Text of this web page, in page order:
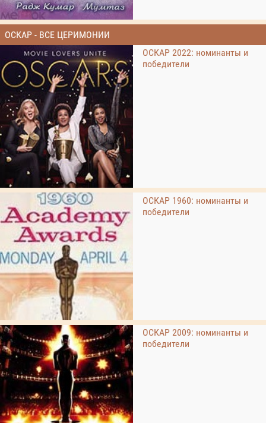
ОСКАР - ВСЕ ЦЕРИМОНИИ
ОСКАР 2022: номинанты и
победители
ОСКАР 1960: номинанты и
победители
ОСКАР 2009: номинанты и
победители